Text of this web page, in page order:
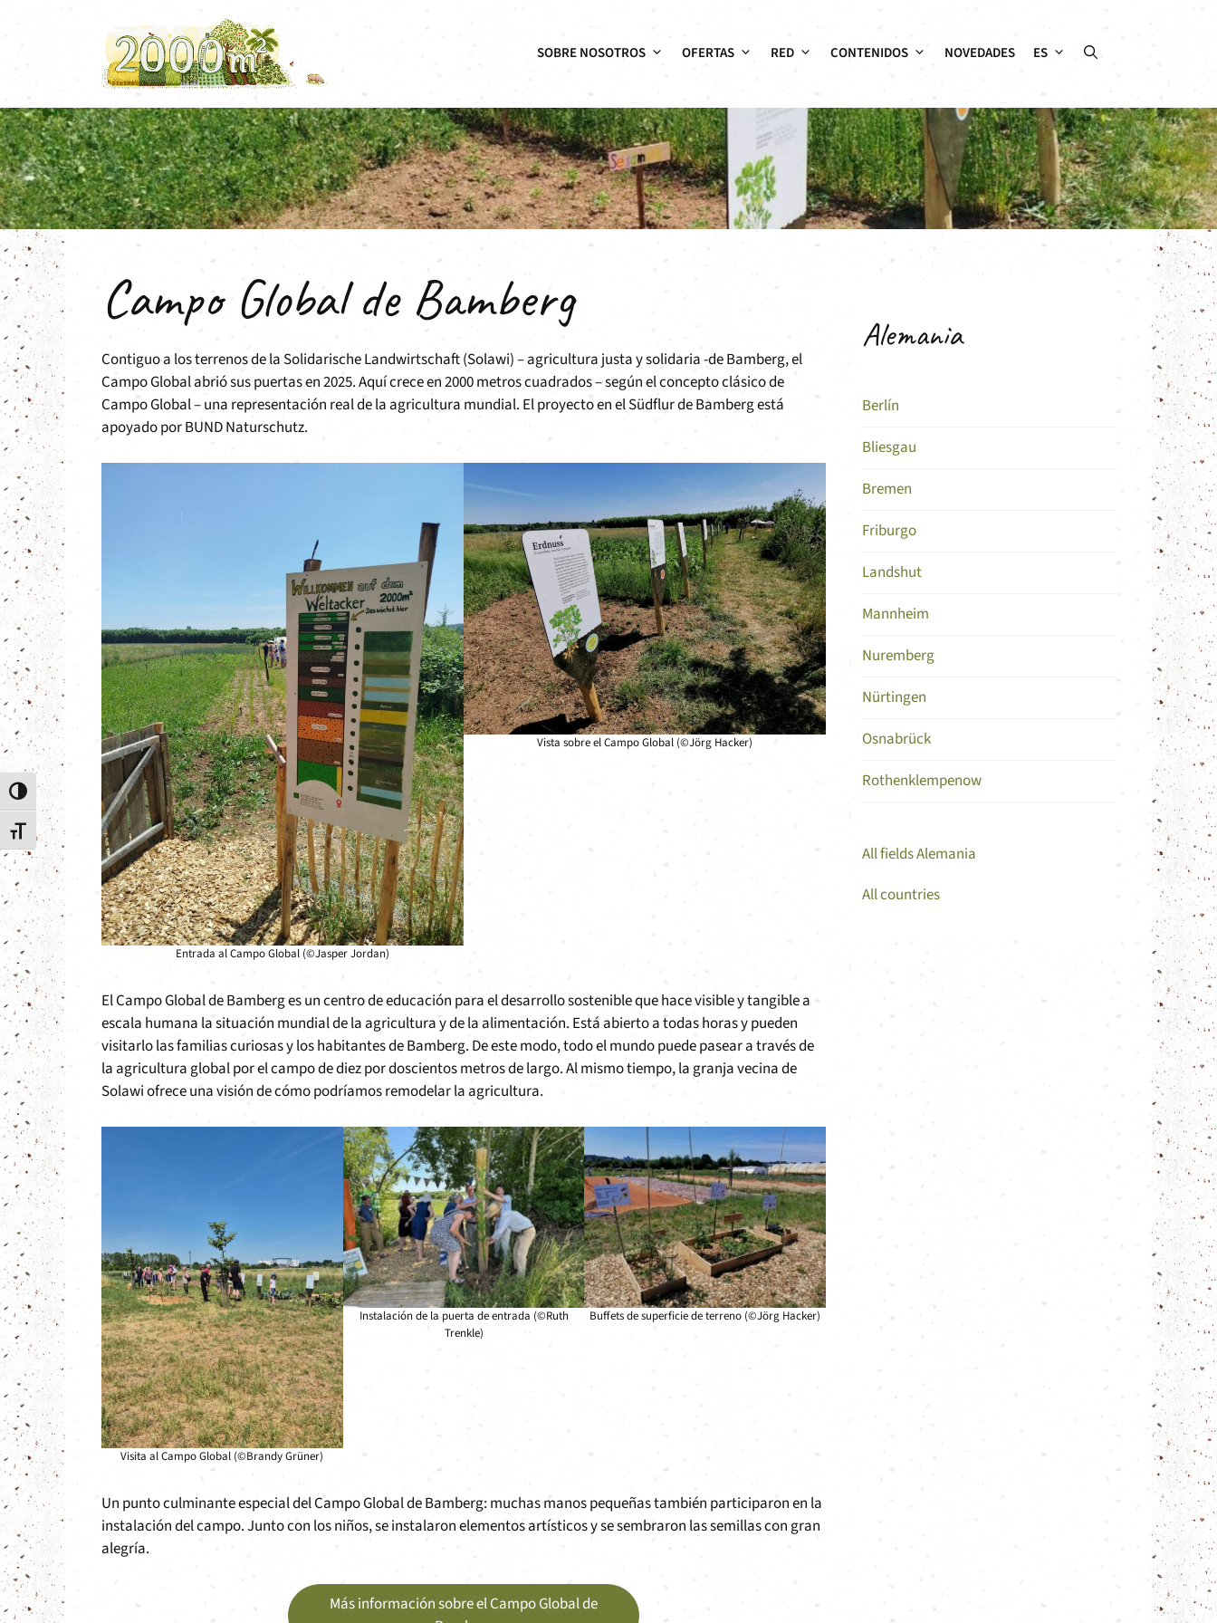
Alternar alto contraste
Alternar tamaño de letra
SOBRE NOSOTROS OFERTAS RED CONTENIDOS NOVEDADES ES
Campo Global de Bamberg
Contiguo a los terrenos de la Solidarische Landwirtschaft (Solawi) – agricultura justa y solidaria -de Bamberg, el
Campo Global abrió sus puertas en 2025. Aquí crece en 2000 metros cuadrados – según el concepto clásico de
Campo Global – una representación real de la agricultura mundial. El proyecto en el Südflur de Bamberg está
apoyado por BUND Naturschutz.
Entrada al Campo Global (©Jasper Jordan)
Vista sobre el Campo Global (©Jörg Hacker)
El Campo Global de Bamberg es un centro de educación para el desarrollo sostenible que hace visible y tangible a
escala humana la situación mundial de la agricultura y de la alimentación. Está abierto a todas horas y pueden
visitarlo las familias curiosas y los habitantes de Bamberg. De este modo, todo el mundo puede pasear a través de
la agricultura global por el campo de diez por doscientos metros de largo. Al mismo tiempo, la granja vecina de
Solawi ofrece una visión de cómo podríamos remodelar la agricultura.
Visita al Campo Global (©Brandy Grüner)
Instalación de la puerta de entrada (©Ruth
Trenkle)
Buffets de superficie de terreno (©Jörg Hacker)
Un punto culminante especial del Campo Global de Bamberg: muchas manos pequeñas también participaron en la
instalación del campo. Junto con los niños, se instalaron elementos artísticos y se sembraron las semillas con gran
alegría.
Más información sobre el Campo Global de
Alemania
Berlín
Bliesgau
Bremen
Friburgo
Landshut
Mannheim
Nuremberg
Nürtingen
Osnabrück
Rothenklempenow
All fields Alemania
All countries